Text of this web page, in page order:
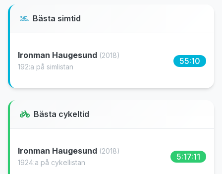
Bästa simtid
Ironman Haugesund (2018)
192:a på simlistan
55:10
Bästa cykeltid
Ironman Haugesund (2018)
1924:a på cykellistan
5:17:11